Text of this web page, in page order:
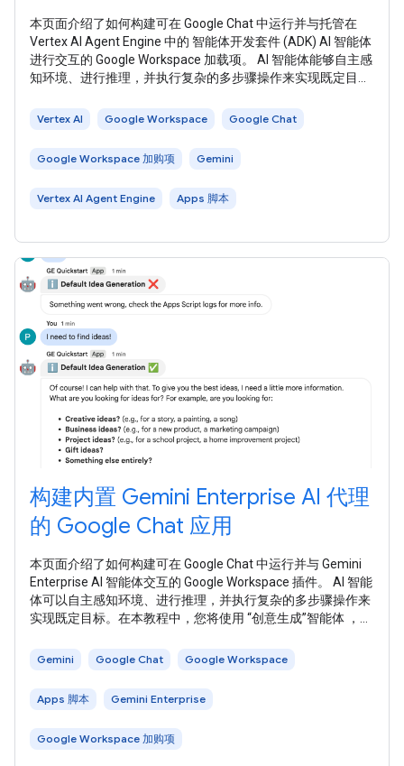
本页面介绍了如何构建可在 Google Chat 中运行并与托管在
Vertex AI Agent Engine 中的 智能体开发套件 (ADK) AI 智能体
进行交互的 Google Workspace 加载项。 AI 智能体能够自主感
知环境、进行推理，并执行复杂的多步骤操作来实现既定目
该示例使用 Gemini 和 Google 搜索基础知识来评判和修订事
Vertex AI Google Workspace Google Chat
Google Workspace 加购项 Gemini
Vertex AI Agent Engine Apps 脚本
构建内置 Gemini Enterprise AI 代理
的 Google Chat 应用
本页面介绍了如何构建可在 Google Chat 中运行并与 Gemini
Enterprise AI 智能体交互的 Google Workspace 插件。 AI 智能
体可以自主感知环境、进行推理，并执行复杂的多步骤操作来
实现既定目标。在本教程中，您将使用 “创意生成”智能体 ，该
问题。 下图展示了架构和消息传递模式： 在上图中，与使用
Gemini Google Chat Google Workspace
Apps 脚本 Gemini Enterprise
Google Workspace 加购项